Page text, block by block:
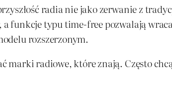
radia nie jako zerwanie z
funkcje typu time-free pozwalają
rozszerzonym.
marki radiowe, które znają. Często